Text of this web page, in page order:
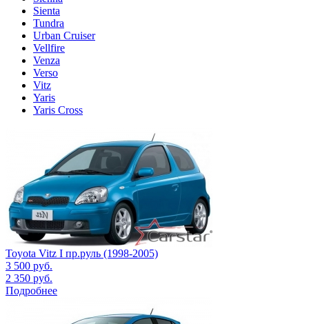
Sienta
Tundra
Urban Cruiser
Vellfire
Venza
Verso
Vitz
Yaris
Yaris Cross
Toyota Vitz I пр.руль (1998-2005)
3 500 руб.
2 350 руб.
Подробнее